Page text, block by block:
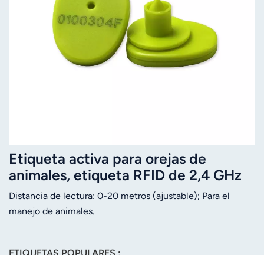
Etiqueta activa para orejas de
animales, etiqueta RFID de 2,4 GHz
para la gestión del ganado.
Distancia de lectura: 0-20 metros (ajustable); Para el
manejo de animales.
ETIQUETAS POPULARES :